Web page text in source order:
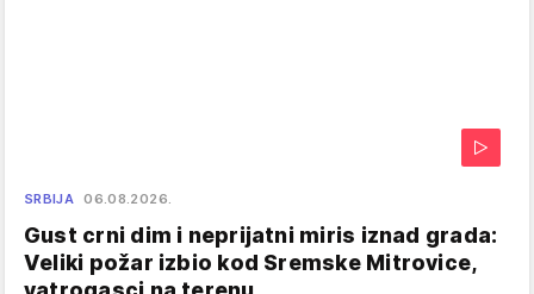
SRBIJA 06.08.2026.
Gust crni dim i neprijatni miris iznad grada:
Veliki požar izbio kod Sremske Mitrovice,